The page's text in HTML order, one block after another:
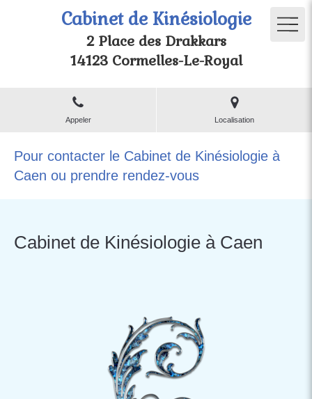
Cabinet de Kinésiologie
2 Place des Drakkars
14123 Cormelles-Le-Royal
Appeler Localisation
Pour contacter le Cabinet de Kinésiologie à
Caen ou prendre rendez-vous
Cabinet de Kinésiologie à Caen